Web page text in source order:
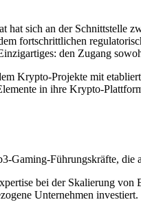
sich an der Schnittstelle
fortschrittlichen
den Zugang
Krypto-Projekte mit
in ihre Krypto-
Führungskräfte, die
bei der Skalierung
Unternehmen